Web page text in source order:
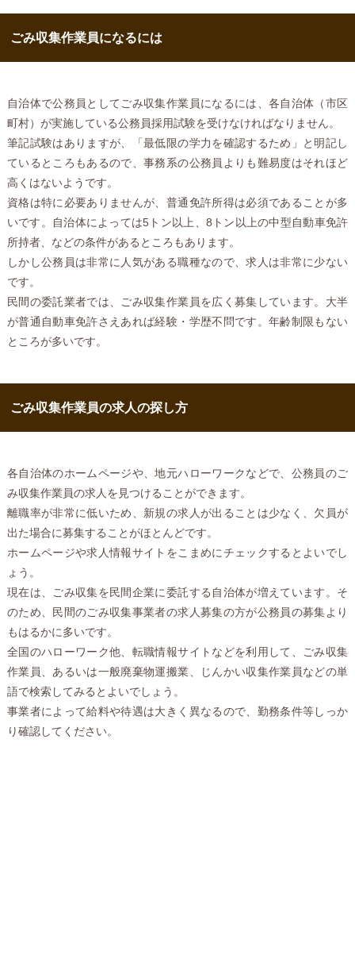
ごみ収集作業員になるには
自治体で公務員としてごみ収集作業員になるには、各自治体（市区
町村）が実施している公務員採用試験を受けなければなりません。
筆記試験はありますが、「最低限の学力を確認するため」と明記し
ているところもあるので、事務系の公務員よりも難易度はそれほど
高くはないようです。
資格は特に必要ありませんが、普通免許所得は必須であることが多
いです。自治体によっては5トン以上、8トン以上の中型自動車免許
所持者、などの条件があるところもあります。
しかし公務員は非常に人気がある職種なので、求人は非常に少ない
です。
民間の委託業者では、ごみ収集作業員を広く募集しています。大半
が普通自動車免許さえあれば経験・学歴不問です。年齢制限もない
ところが多いです。
ごみ収集作業員の求人の探し方
各自治体のホームページや、地元ハローワークなどで、公務員のご
み収集作業員の求人を見つけることができます。
離職率が非常に低いため、新規の求人が出ることは少なく、欠員が
出た場合に募集することがほとんどです。
ホームページや求人情報サイトをこまめにチェックするとよいでし
ょう。
現在は、ごみ収集を民間企業に委託する自治体が増えています。そ
のため、民間のごみ収集事業者の求人募集の方が公務員の募集より
もはるかに多いです。
全国のハローワーク他、転職情報サイトなどを利用して、ごみ収集
作業員、あるいは一般廃棄物運搬業、じんかい収集作業員などの単
語で検索してみるとよいでしょう。
事業者によって給料や待遇は大きく異なるので、勤務条件等しっか
り確認してください。